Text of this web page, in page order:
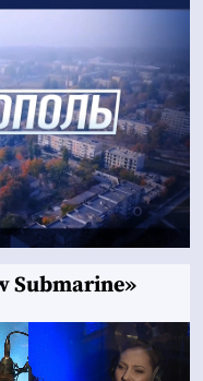
Submarine»